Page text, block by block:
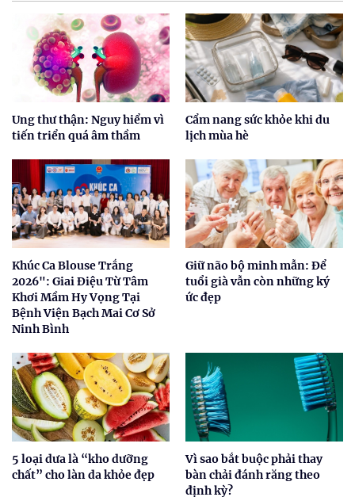
Ung thư thận: Nguy hiểm vì
tiến triển quá âm thầm
Cẩm nang sức khỏe khi du
lịch mùa hè
Khúc Ca Blouse Trắng
2026": Giai Điệu Từ Tâm
Khơi Mầm Hy Vọng Tại
Bệnh Viện Bạch Mai Cơ Sở
Ninh Bình
Giữ não bộ minh mẫn: Để
tuổi già vẫn còn những ký
ức đẹp
5 loại dưa là “kho dưỡng
chất” cho làn da khỏe đẹp
Vì sao bắt buộc phải thay
bàn chải đánh răng theo
định kỳ?